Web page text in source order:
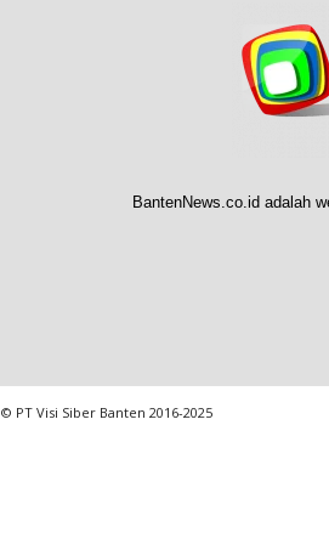
BantenNews.co.id adalah
© PT Visi Siber Banten 2016-2025